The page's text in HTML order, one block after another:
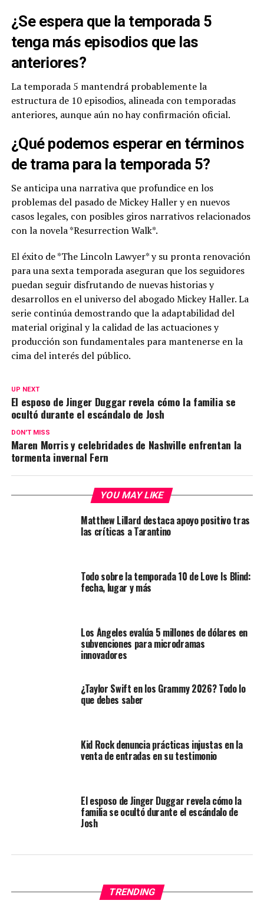
¿Se espera que la temporada 5
tenga más episodios que las
anteriores?
La temporada 5 mantendrá probablemente la
estructura de 10 episodios, alineada con temporadas
anteriores, aunque aún no hay confirmación oficial.
¿Qué podemos esperar en términos
de trama para la temporada 5?
Se anticipa una narrativa que profundice en los
problemas del pasado de Mickey Haller y en nuevos
casos legales, con posibles giros narrativos relacionados
con la novela *Resurrection Walk*.
El éxito de *The Lincoln Lawyer* y su pronta renovación
para una sexta temporada aseguran que los seguidores
puedan seguir disfrutando de nuevas historias y
desarrollos en el universo del abogado Mickey Haller. La
serie continúa demostrando que la adaptabilidad del
material original y la calidad de las actuaciones y
producción son fundamentales para mantenerse en la
cima del interés del público.
UP NEXT
El esposo de Jinger Duggar revela cómo la familia se
ocultó durante el escándalo de Josh
DON'T MISS
Maren Morris y celebridades de Nashville enfrentan la
tormenta invernal Fern
YOU MAY LIKE
Matthew Lillard destaca apoyo positivo tras
las críticas a Tarantino
Todo sobre la temporada 10 de Love Is Blind:
fecha, lugar y más
Los Ángeles evalúa 5 millones de dólares en
subvenciones para microdramas
innovadores
¿Taylor Swift en los Grammy 2026? Todo lo
que debes saber
Kid Rock denuncia prácticas injustas en la
venta de entradas en su testimonio
El esposo de Jinger Duggar revela cómo la
familia se ocultó durante el escándalo de
Josh
TRENDING